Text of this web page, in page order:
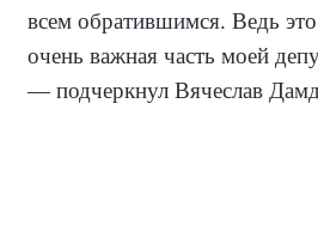
всем обратившимся. Ведь
очень важная часть моей
— подчеркнул Вячеслав